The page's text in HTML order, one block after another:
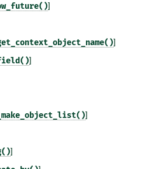
]
]
]
]
]